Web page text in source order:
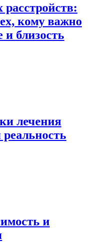
кому важно
и близость
лечения
и